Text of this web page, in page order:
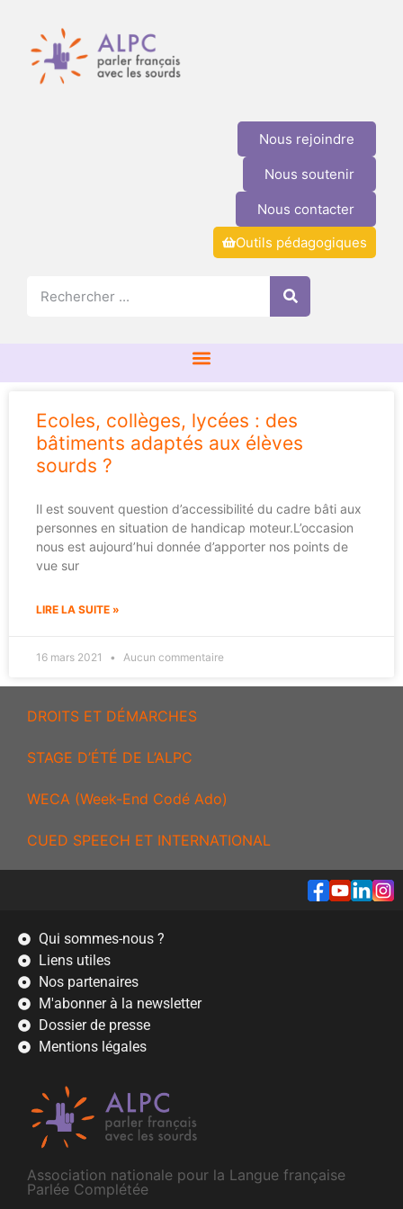
Nous rejoindre
Nous soutenir
Nous contacter
Outils pédagogiques
Ecoles, collèges, lycées : des
bâtiments adaptés aux élèves
sourds ?
Il est souvent question d’accessibilité du cadre bâti aux
personnes en situation de handicap moteur.L’occasion
nous est aujourd’hui donnée d’apporter nos points de
vue sur
LIRE LA SUITE »
16 mars 2021 Aucun commentaire
DROITS ET DÉMARCHES
STAGE D’ÉTÉ DE L’ALPC
WECA (Week-End Codé Ado)
CUED SPEECH ET INTERNATIONAL
Association nationale pour la Langue française
Parlée Complétée
Qui sommes-nous ?
Liens utiles
Nos partenaires
M'abonner à la newsletter
Dossier de presse
Mentions légales